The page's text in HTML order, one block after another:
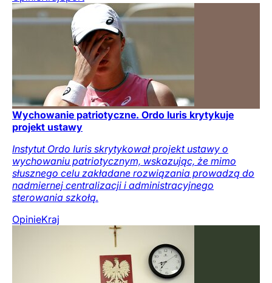
Wychowanie patriotyczne. Ordo Iuris krytykuje
projekt ustawy
Instytut Ordo Iuris skrytykował projekt ustawy o
wychowaniu patriotycznym, wskazując, że mimo
słusznego celu zakładane rozwiązania prowadzą do
nadmiernej centralizacji i administracyjnego
sterowania szkołą.
OpinieKraj